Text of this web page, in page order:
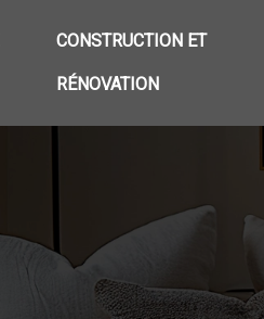
CONSTRUCTION ET
RÉNOVATION